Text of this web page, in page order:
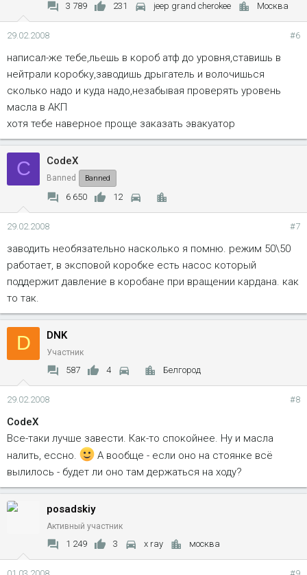
3 789 231 jeep grand cherokee Москва
29.02.2008 #6
написал-же тебе,льешь в короб атф до уровня,ставишь в
нейтрали коробку,заводишь дрыгатель и волочишься
сколько надо и куда надо,незабывая проверять уровень
масла в АКП
хотя тебе наверное проще заказать эвакуатор
C CodeX
Banned Banned
6 650 12
29.02.2008 #7
заводить необязательно насколько я помню. режим 50\50
работает, в эксповой коробке есть насос который
поддержит давление в коробане при вращении кардана. как
то так.
D DNK
Участник
587 4 Белгород
29.02.2008 #8
CodeX
Все-таки лучше завести. Как-то спокойнее. Ну и масла
налить, ессно.
А вообще - если оно на стоянке всё
вылилось - будет ли оно там держаться на ходу?
posadskiy
Активный участник
1 249 3 x ray москва
01.03.2008 #9